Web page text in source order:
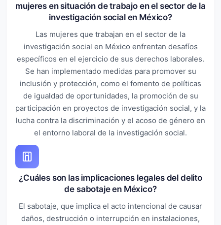
mujeres en situación de trabajo en el sector de la
investigación social en México?
Las mujeres que trabajan en el sector de la
investigación social en México enfrentan desafíos
específicos en el ejercicio de sus derechos laborales.
Se han implementado medidas para promover su
inclusión y protección, como el fomento de políticas
de igualdad de oportunidades, la promoción de su
participación en proyectos de investigación social, y la
lucha contra la discriminación y el acoso de género en
el entorno laboral de la investigación social.
¿Cuáles son las implicaciones legales del delito
de sabotaje en México?
El sabotaje, que implica el acto intencional de causar
daños, destrucción o interrupción en instalaciones,